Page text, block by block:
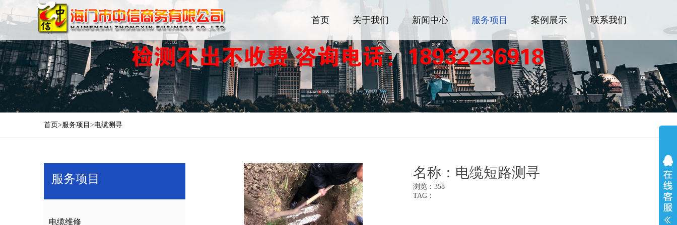
首页 关于我们 新闻中心 服务项目 案例展示 联系我们
首页>服务项目 >电缆测寻
服务项目
电缆维修
名称：电缆短路测寻
浏览：358
TAG：